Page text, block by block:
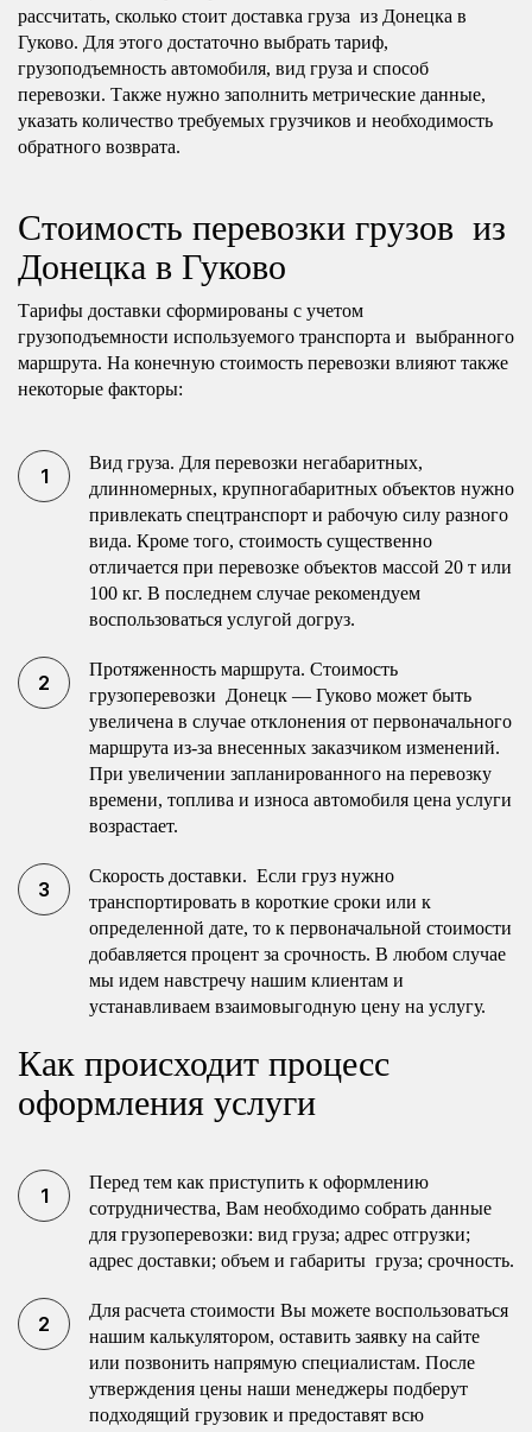
рассчитать, сколько стоит доставка груза из Донецка в
Гуково. Для этого достаточно выбрать тариф,
грузоподъемность автомобиля, вид груза и способ
перевозки. Также нужно заполнить метрические данные,
указать количество требуемых грузчиков и необходимость
обратного возврата.
Стоимость перевозки грузов из
Донецка в Гуково
Тарифы доставки сформированы с учетом
грузоподъемности используемого транспорта и выбранного
маршрута. На конечную стоимость перевозки влияют также
некоторые факторы:
Вид груза. Для перевозки негабаритных,
длинномерных, крупногабаритных объектов нужно
привлекать спецтранспорт и рабочую силу разного
вида. Кроме того, стоимость существенно
отличается при перевозке объектов массой 20 т или
100 кг. В последнем случае рекомендуем
воспользоваться услугой догруз.
Протяженность маршрута. Стоимость
грузоперевозки Донецк — Гуково может быть
увеличена в случае отклонения от первоначального
маршрута из-за внесенных заказчиком изменений.
При увеличении запланированного на перевозку
времени, топлива и износа автомобиля цена услуги
возрастает.
Скорость доставки. Если груз нужно
транспортировать в короткие сроки или к
определенной дате, то к первоначальной стоимости
добавляется процент за срочность. В любом случае
мы идем навстречу нашим клиентам и
устанавливаем взаимовыгодную цену на услугу.
Как происходит процесс
оформления услуги
Перед тем как приступить к оформлению
сотрудничества, Вам необходимо собрать данные
для грузоперевозки: вид груза; адрес отгрузки;
адрес доставки; объем и габариты груза; срочность.
Для расчета стоимости Вы можете воспользоваться
нашим калькулятором, оставить заявку на сайте
или позвонить напрямую специалистам. После
утверждения цены наши менеджеры подберут
подходящий грузовик и предоставят всю